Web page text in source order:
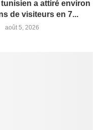
a attiré environ
de visiteurs en 7...
août 5, 2026